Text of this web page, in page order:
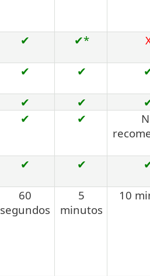
✔ ✔*
✔ ✔
✔ ✔
✔ ✔
✔ ✔
60
segundos
5
minutos
10